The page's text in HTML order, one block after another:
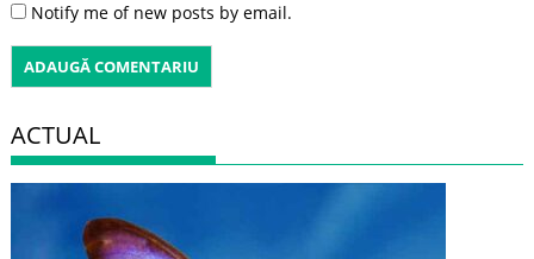
Notify me of new posts by email.
ACTUAL